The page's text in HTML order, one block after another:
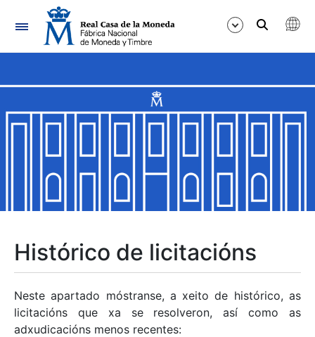
Navegación
Mostrar/Ocultar
Mostrar/Ocultar
Mostrar/Ocultar
Histórico de licitacións
Neste apartado móstranse, a xeito de histórico, as
licitacións que xa se resolveron, así como as
adxudicacións menos recentes: